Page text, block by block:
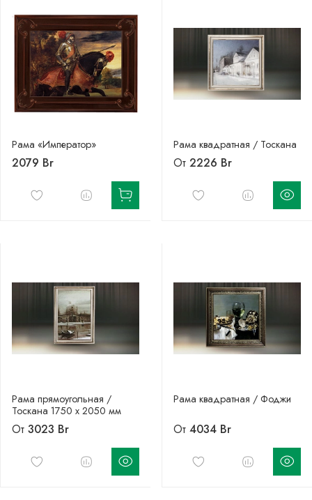
Рама «Император»
2079 Br
Рама квадратная / Тоскана
От 2226 Br
Рама прямоугольная /
Тоскана 1750 х 2050 мм
От 3023 Br
Рама квадратная / Фоджи
От 4034 Br